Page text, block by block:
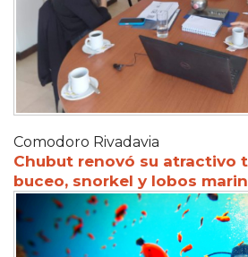
Comodoro Rivadavia
Chubut renovó su atractivo
buceo, snorkel y lobos